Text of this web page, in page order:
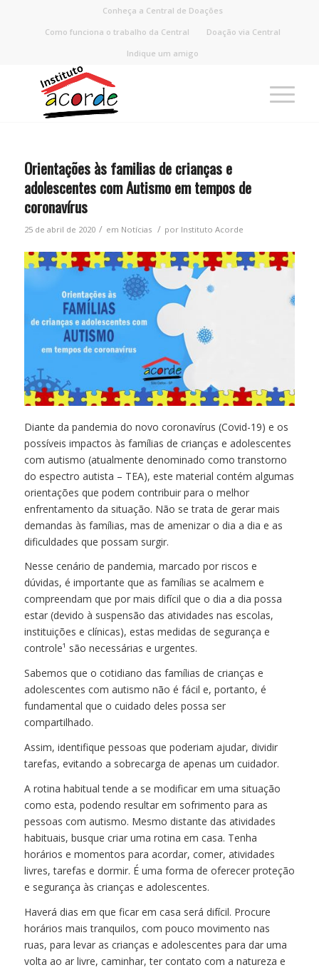
Conheça a Central de Doações
Como funciona o trabalho da Central
Doação via Central
Indique um amigo
Orientações às familias de crianças e
adolescentes com Autismo em tempos de
coronavírus
25 de abril de 2020 / em Notícias / por Instituto Acorde
Diante da pandemia do novo coronavírus (Covid-19) e os
possíveis impactos às famílias de crianças e adolescentes
com autismo (atualmente denominado como transtorno
do espectro autista – TEA), este material contém algumas
orientações que podem contribuir para o melhor
enfrentamento da situação. Não se trata de gerar mais
demandas às famílias, mas de amenizar o dia a dia e as
dificuldades que possam surgir.
Nesse cenário de pandemia, marcado por riscos e
dúvidas, é importante que as famílias se acalmem e
compreendam que por mais difícil que o dia a dia possa
estar (devido à suspensão das atividades nas escolas,
instituições e clínicas), estas medidas de segurança e
controle¹ são necessárias e urgentes.
Sabemos que o cotidiano das famílias de crianças e
adolescentes com autismo não é fácil e, portanto, é
fundamental que o cuidado deles possa ser
compartilhado.
Assim, identifique pessoas que poderiam ajudar, dividir
tarefas, evitando a sobrecarga de apenas um cuidador.
A rotina habitual tende a se modificar em uma situação
como esta, podendo resultar em sofrimento para as
pessoas com autismo. Mesmo distante das atividades
habituais, busque criar uma rotina em casa. Tenha
horários e momentos para acordar, comer, atividades
livres, tarefas e dormir. É uma forma de oferecer proteção
e segurança às crianças e adolescentes.
Haverá dias em que ficar em casa será difícil. Procure
horários mais tranquilos, com pouco movimento nas
ruas, para levar as crianças e adolescentes para dar uma
volta ao ar livre, caminhar, ter contato com a natureza e